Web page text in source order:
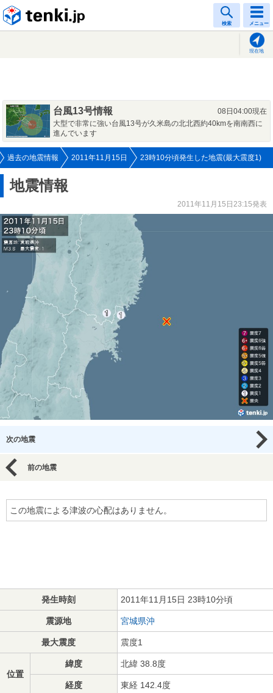
検索 メニュー
現在地
台風13号情報
08日04:00現在
大型で非常に強い台風13号が久米島の北北西約40kmを南南西に
進んでいます
過去の地震情報 2011年11月15日 23時10分頃発生した地震(最大震度1)
地震情報
2011年11月15日23:15発表
次の地震
前の地震
この地震による津波の心配はありません。
発生時刻 2011年11月15日 23時10分頃
震源地 宮城県沖
最大震度 震度1
位置
緯度 北緯 38.8度
経度 東経 142.4度